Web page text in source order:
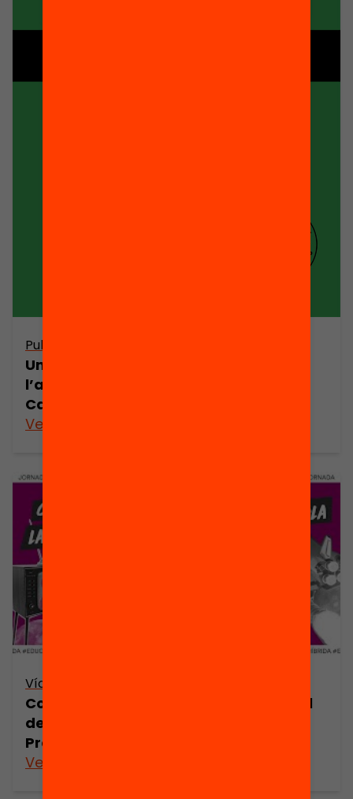
Publicació
Una agenda de xoc contra
l’abandonament escolar prematur a
Catalunya
Veure’n més
Vídeo
Com impulsar la transformació digital
de l’escola. Elena Sintes i Miquel Àngel
Prats (plenari)
Veure’n més